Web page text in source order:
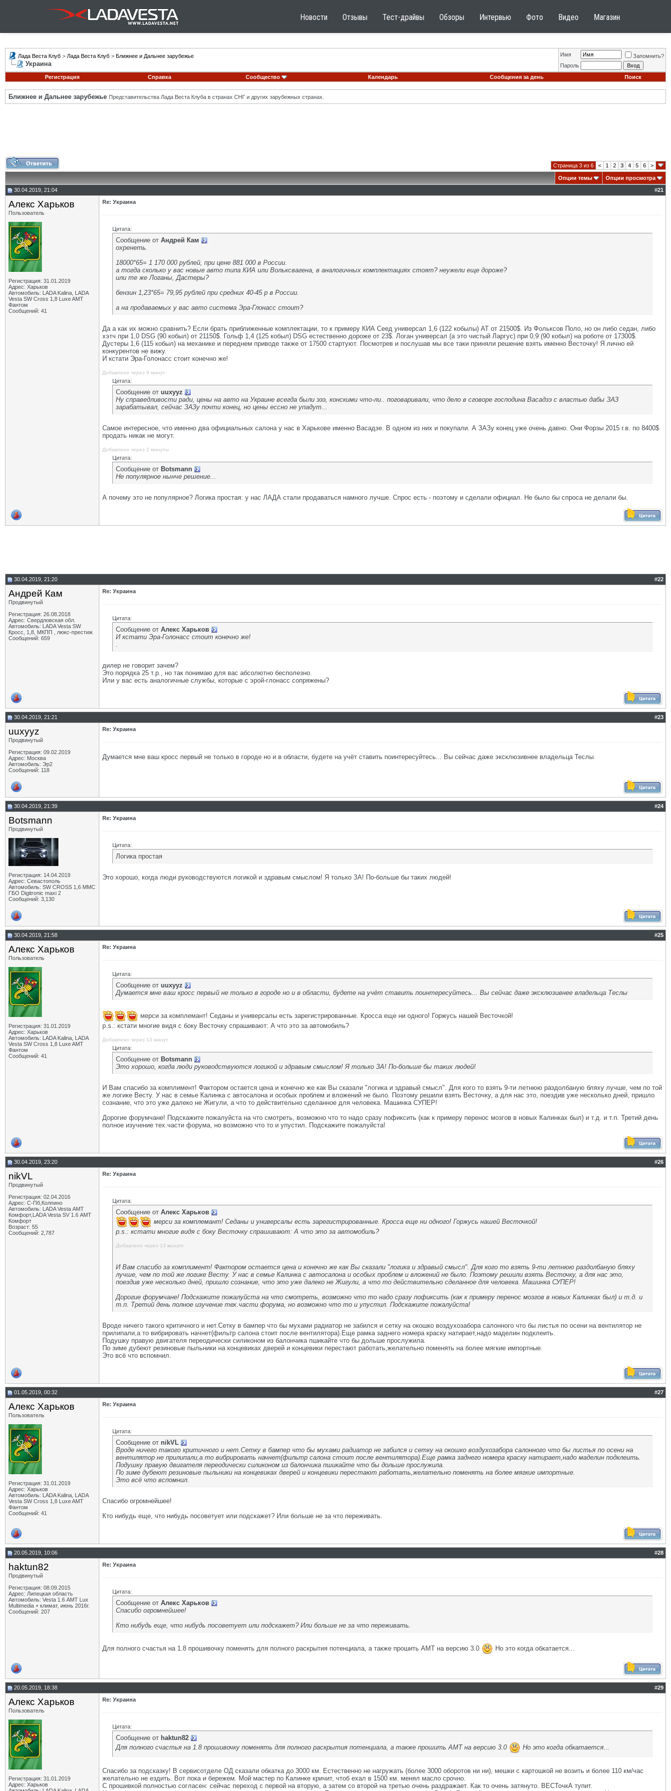
Новости Отзывы Тест-драйвы Обзоры Интервью Фото Видео Магазин
Лада Веста Клуб > Лада Веста Клуб > Ближнее и Дальнее зарубежье
Украина
Имя
Запомнить?
Пароль
Регистрация
Справка Сообщество Календарь Сообщения за день Поиск
Ближнее и Дальнее зарубежье Представительства Лада Веста Клуба в странах СНГ и других зарубежных странах.
Страница 3 из 6 < 1 2 3 4 5 6 >
Опции темы
Опции просмотра
30.04.2019, 21:04
#21
Алекс Харьков
Пользователь
Регистрация: 31.01.2019
Адрес: Харьков
Автомобиль: LADA Kalina, LADA
Vesta SW Cross 1,8 Luxe AMT
Фантом
Сообщений: 41
Re: Украина
Цитата:
Сообщение от Андрей Кам
охренеть.
18000*65= 1 170 000 рублей, при цене 881 000 в России.
а тогда сколько у вас новые авто типа КИА или Вольксвагена, в аналогичных комплектациях стоят? неужели еще дороже?
или те же Логаны, Дастеры?
бензин 1,23*65= 79,95 рублей при средних 40-45 р в России.
а на продаваемых у вас авто система Эра-Глонасс стоит?
Да а как их можно сравнить? Если брать приближенные комплектации, то к примеру КИА Сеед универсал 1,6 (122 кобылы) АТ от 21500$. Из Фольксов Поло, но он либо седан, либо
хэтч при 1,0 DSG (90 кобыл) от 21150$. Гольф 1,4 (125 кобыл) DSG естественно дороже от 23$. Логан универсал (а это чистый Ларгус) при 0,9 (90 кобыл) на роботе от 17300$.
Дустеры 1,6 (115 кобыл) на механике и переднем приводе также от 17500 стартуют. Посмотрев и послушав мы все таки приняли решение взять именно Весточку! Я лично ей
конкурентов не вижу.
И кстати Эра-Голонасс стоит конечно же!
Добавлено через 9 минут
Цитата:
Сообщение от uuxyyz
Ну справедливости ради, цены на авто на Украине всегда были эээ, конскими что-ли.. поговаривали, что дело в сговоре господина Васадзэ с властью дабы ЗАЗ
зарабатывал, сейчас ЗАЗу почти конец, но цены ессно не упадут...
Самое интересное, что именно два официальных салона у нас в Харькове именно Васадзе. В одном из них и покупали. А ЗАЗу конец уже очень давно. Они Форзы 2015 г.в. по 8400$
продать никак не могут.
Добавлено через 2 минуты
Цитата:
Сообщение от Botsmann
Не популярное нынче решение...
А почему это не популярное? Логика простая: у нас ЛАДА стали продаваться намного лучше. Спрос есть - поэтому и сделали официал. Не было бы спроса не делали бы.
30.04.2019, 21:20 #22
Андрей Кам
Продвинутый
Регистрация: 26.08.2018
Адрес: Свердловская обл.
Автомобиль: LADA Vesta SW
Кросс, 1,8, МКПП , люкс-престиж
Сообщений: 659
Re: Украина
Цитата:
Сообщение от Алекс Харьков
И кстати Эра-Голонасс стоит конечно же!
.
дилер не говорит зачем?
Это порядка 25 т.р., но так понимаю для вас абсолютно бесполезно.
Или у вас есть аналогичные службы, которые с эрой-глонасс сопряжены?
30.04.2019, 21:21 #23
uuxyyz
Продвинутый
Регистрация: 09.02.2019
Адрес: Москва
Автомобиль: Эр2
Сообщений: 118
Re: Украина
Думается мне ваш кросс первый не только в городе но и в области, будете на учёт ставить поинтересуйтесь... Вы сейчас даже эксклюзивнее владельца Теслы
30.04.2019, 21:39 #24
Botsmann
Продвинутый
Регистрация: 14.04.2019
Адрес: Севастополь
Автомобиль: SW CROSS 1,6 ММС
ГБО Digitronic maxi 2
Сообщений: 3,130
Re: Украина
Цитата:
Логика простая
Это хорошо, когда люди руководствуются логикой и здравым смыслом! Я только ЗА! По-больше бы таких людей!
30.04.2019, 21:58 #25
Алекс Харьков
Пользователь
Регистрация: 31.01.2019
Адрес: Харьков
Автомобиль: LADA Kalina, LADA
Vesta SW Cross 1,8 Luxe AMT
Фантом
Сообщений: 41
Re: Украина
Цитата:
Сообщение от uuxyyz
Думается мне ваш кросс первый не только в городе но и в области, будете на учёт ставить поинтересуйтесь... Вы сейчас даже эксклюзивнее владельца Теслы
мерси за комплемант! Седаны и универсалы есть зарегистрированные. Кросса еще ни одного! Горжусь нашей Весточкой!
p.s.: кстати многие видя с боку Весточку спрашивают: А что это за автомобиль?
Добавлено через 13 минут
Цитата:
Сообщение от Botsmann
Это хорошо, когда люди руководствуются логикой и здравым смыслом! Я только ЗА! По-больше бы таких людей!
И Вам спасибо за комплимент! Фактором остается цена и конечно же как Вы сказали "логика и здравый смысл". Для кого то взять 9-ти летнюю раздолбаную бляху лучше, чем по той
же логике Весту. У нас в семье Калинка с автосалона и особых проблем и вложений не было. Поэтому решили взять Весточку, а для нас это, поездив уже несколько дней, пришло
сознание, что это уже далеко не Жигули, а что то действительно сделанное для человека. Машинка СУПЕР!
Дорогие форумчане! Подскажите пожалуйста на что смотреть, возможно что то надо сразу пофиксить (как к примеру перенос мозгов в новых Калинках был) и т.д. и т.п. Третий день
полное изучение тех.части форума, но возможно что то и упустил. Подскажите пожалуйста!
30.04.2019, 23:20 #26
nikVL
Продвинутый
Регистрация: 02.04.2016
Адрес: С-Пб,Колпино
Автомобиль: LADA Vesta АМТ
Комфорт,LADA Vesta SV 1.6 АМТ
Комфорт
Возраст: 55
Сообщений: 2,787
Re: Украина
Цитата:
Сообщение от Алекс Харьков
мерси за комплемант! Седаны и универсалы есть зарегистрированные. Кросса еще ни одного! Горжусь нашей Весточкой!
p.s.: кстати многие видя с боку Весточку спрашивают: А что это за автомобиль?
Добавлено через 13 минут
И Вам спасибо за комплимент! Фактором остается цена и конечно же как Вы сказали "логика и здравый смысл". Для кого то взять 9-ти летнюю раздолбаную бляху
лучше, чем по той же логике Весту. У нас в семье Калинка с автосалона и особых проблем и вложений не было. Поэтому решили взять Весточку, а для нас это,
поездив уже несколько дней, пришло сознание, что это уже далеко не Жигули, а что то действительно сделанное для человека. Машинка СУПЕР!
Дорогие форумчане! Подскажите пожалуйста на что смотреть, возможно что то надо сразу пофиксить (как к примеру перенос мозгов в новых Калинках был) и т.д. и
т.п. Третий день полное изучение тех.части форума, но возможно что то и упустил. Подскажите пожалуйста!
Вроде ничего такого критичного и нет.Сетку в бампер что бы мухами радиатор не забился и сетку на окошко воздухозабора салонного что бы листья по осени на вентилятор не
прилипали,а то вибрировать начнет(фильтр салона стоит после вентилятора).Еще рамка заднего номера краску натирает,надо маделин подклеить.
Подушку правую двигателя переодически силиконом из балончика пшикайте что бы дольше прослужила.
По зиме дубеют резиновые пыльники на концевиках дверей и концевики перестают работать,желательно поменять на более мягкие импортные.
Это всё что вспомнил.
01.05.2019, 00:32 #27
Алекс Харьков
Пользователь
Регистрация: 31.01.2019
Адрес: Харьков
Автомобиль: LADA Kalina, LADA
Vesta SW Cross 1,8 Luxe AMT
Фантом
Сообщений: 41
Re: Украина
Цитата:
Сообщение от nikVL
Вроде ничего такого критичного и нет.Сетку в бампер что бы мухами радиатор не забился и сетку на окошко воздухозабора салонного что бы листья по осени на
вентилятор не прилипали,а то вибрировать начнет(фильтр салона стоит после вентилятора).Еще рамка заднего номера краску натирает,надо маделин подклеить.
Подушку правую двигателя переодически силиконом из балончика пшикайте что бы дольше прослужила.
По зиме дубеют резиновые пыльники на концевиках дверей и концевики перестают работать,желательно поменять на более мягкие импортные.
Это всё что вспомнил.
Спасибо огромнейшее!
Кто нибудь еще, что нибудь посоветует или подскажет? Или больше не за что переживать.
20.05.2019, 10:06 #28
haktun82
Продвинутый
Регистрация: 08.09.2015
Адрес: Липецкая область
Автомобиль: Vesta 1.6 АМТ Lux
Multimedia + климат, июнь 2016г.
Сообщений: 207
Re: Украина
Цитата:
Сообщение от Алекс Харьков
Спасибо огромнейшее!
Кто нибудь еще, что нибудь посоветует или подскажет? Или больше не за что переживать.
Для полного счастья на 1.8 прошивочку поменять для полного раскрытия потенциала, а также прошить АМТ на версию 3.0 Но это когда обкатается...
20.05.2019, 18:38 #29
Алекс Харьков
Пользователь
Регистрация: 31.01.2019
Адрес: Харьков
Re: Украина
Цитата:
Сообщение от haktun82
Для полного счастья на 1.8 прошивочку поменять для полного раскрытия потенциала, а также прошить АМТ на версию 3.0
Но это когда обкатается...
Спасибо за подсказку! В сервисотделе ОД сказали обкатка до 3000 км. Естественно не нагружать (более 3000 оборотов ни ни), мешки с картошкой не возить и более 110 км/час
желательно не ездить. Вот пока и бережем. Мой мастер по Калинке кричит, чтоб ехал в 1500 км. менял масло срочно.
С прошивкой полностью согласен: сейчас переход с первой на вторую, а затем со второй на третью очень раздражает. Как то очень затянуто. ВЕСТочкА тупит.